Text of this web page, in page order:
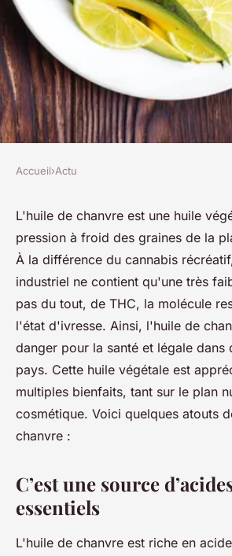
Découvrez les
bienfaits de l'huile
josèphe•16 octobre 2023•3 min de
Accueil›Actu
L'huile de chanvre est une huile
pression à froid des graines de la
À la différence du cannabis
industriel ne contient qu'une très
pas du tout, de THC, la molécule
l'état d'ivresse. Ainsi, l'huile de
danger pour la santé et légale dans
pays. Cette huile végétale est
multiples bienfaits, tant sur le plan
cosmétique. Voici quelques atouts
chanvre :
C’est une source
essentiels
L'huile de chanvre est riche en